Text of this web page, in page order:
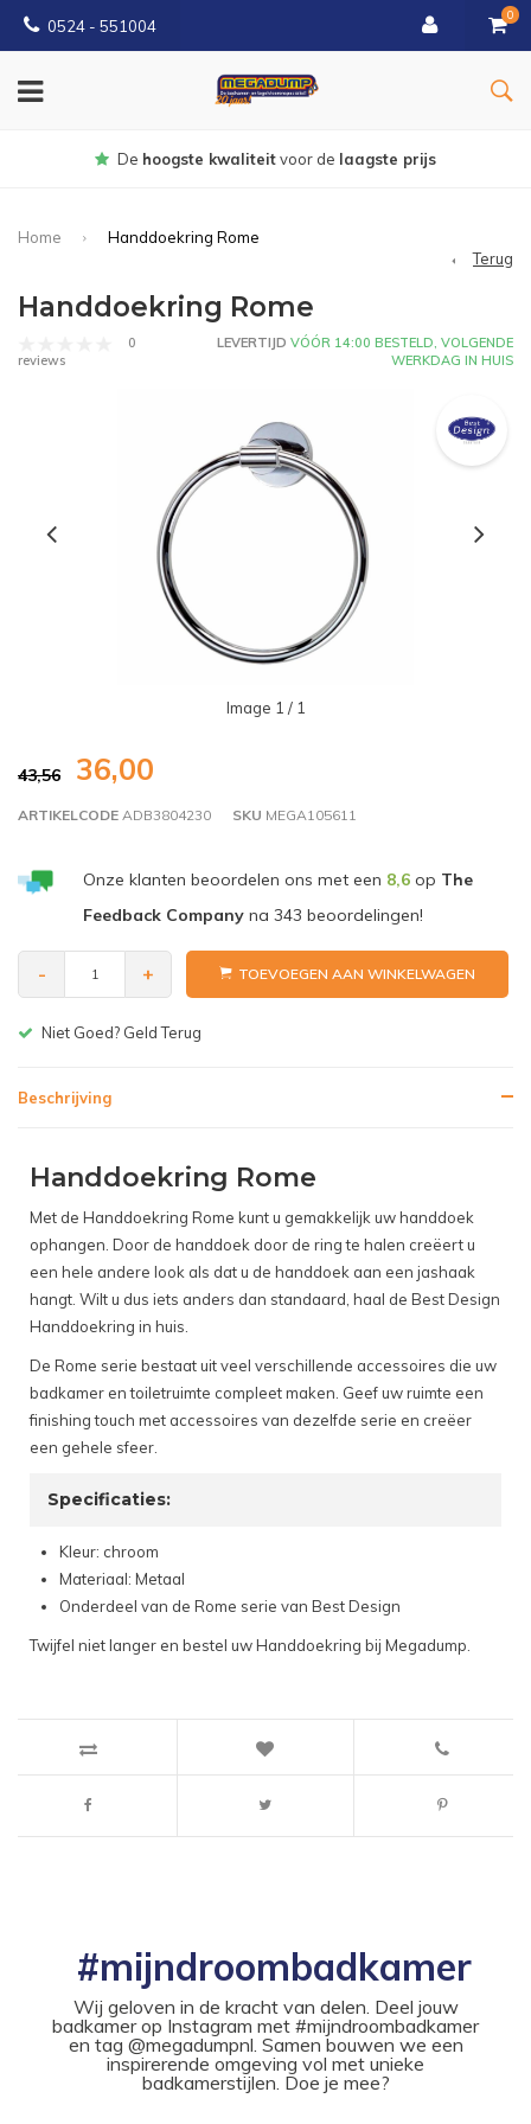
0524 - 551004
0
kwaliteitvoor delaagste prijs
Home
Handdoekring Rome
Terug
Handdoekring Rome
0
reviews
LEVERTIJD VÓÓR 14:00 BESTELD, VOLGENDE
WERKDAG IN HUIS
Image 1 / 1
43,56 36,00
ARTIKELCODE ADB3804230 SKU MEGA105611
Onze klanten beoordelen ons met een 8,6op The
Feedback Companyna 343 beoordelingen!
- + TOEVOEGEN AAN WINKELWAGEN
Niet Goed? Geld Terug
Beschrijving
Handdoekring Rome
Met de Handdoekring Rome kunt u gemakkelijk uw handdoek
ophangen. Door de handdoek door de ring te halen creëert u
een hele andere look als dat u de handdoek aan een jashaak
hangt. Wilt u dus iets anders dan standaard, haal de Best Design
Handdoekring in huis.
De Rome serie bestaat uit veel verschillende accessoires die uw
badkamer en toiletruimte compleet maken. Geef uw ruimte een
finishing touch met accessoires van dezelfde serie en creëer
een gehele sfeer.
Specificaties:
Kleur: chroom
Materiaal: Metaal
Onderdeel van de Rome serie van Best Design
Twijfel niet langer en bestel uw Handdoekring bij Megadump.
#mijndroombadkamer
Wij geloven in de kracht van delen. Deel jouw
badkamer op Instagram met #mijndroombadkamer
en tag @megadumpnl. Samen bouwen we een
inspirerende omgeving vol met unieke
badkamerstijlen. Doe je mee?